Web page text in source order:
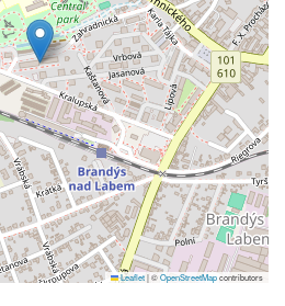
Leaflet|©OpenStreetMapcontributors